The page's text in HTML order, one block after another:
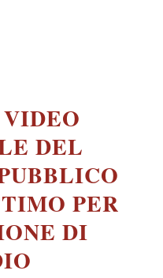
DEL
PER
DI